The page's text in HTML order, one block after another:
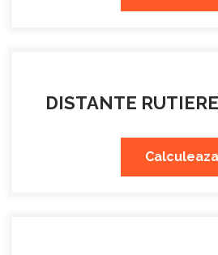
DISTANTE
Calculeaza